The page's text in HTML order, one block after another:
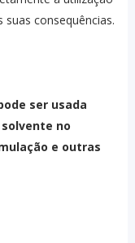
consequências.
ser usada
no
e outras